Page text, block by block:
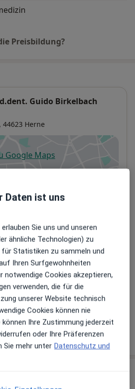
Preisbildung?
Guido Birkelbach
44623 Herne
Google Maps
öffnet in einer neuen
keine Online-
(private Besuche)
anzeigen
Details anzeigen
über die Adresse
Daten ist uns
Sie uns und unseren
ähnliche Technologien) zu
für Statistiken zu sammeln und
Ihren Surfgewohnheiten
notwendige Cookies akzeptieren,
verwenden, die für die
unserer Website technisch
Cookies können nie
können Ihre Zustimmung jederzeit
oder Ihre Präferenzen
Sie mehr unter Datenschutz und